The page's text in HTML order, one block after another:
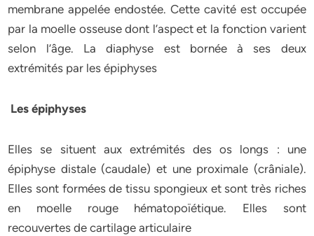
membrane appelée endostée. Cette cavité est occupée
par la moelle osseuse dont l’aspect et la fonction varient
selon l’âge. La diaphyse est bornée à ses deux
extrémités par les épiphyses
Les épiphyses
Elles se situent aux extrémités des os longs : une
épiphyse distale (caudale) et une proximale (crâniale).
Elles sont formées de tissu spongieux et sont très riches
en moelle rouge hématopoïétique. Elles sont
recouvertes de cartilage articulaire